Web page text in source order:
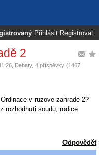
Přihlásit Registrovat
2
Debaty, 4 příspěvky (1467
v ruzove zahrade 2?
rozhodnuti soudu, rodice
Odpovědět